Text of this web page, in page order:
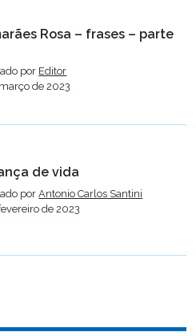
Rosa – frases – parte
por Editor
de 2023
de vida
porAntonio Carlos Santini
de 2023